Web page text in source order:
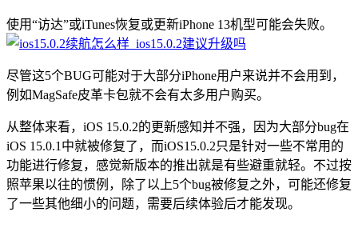
使用“访达”或iTunes恢复或更新iPhone 13机型可能会失败。
尽管这5个BUG可能对于大部分iPhone用户来说并不会用到，
例如MagSafe皮革卡包就不会有太多用户购买。
从整体来看，iOS 15.0.2的更新感知并不强，因为大部分bug在
iOS 15.0.1中就被修复了，而iOS15.0.2只是针对一些不常用的
功能进行修复，感觉新版本的推出就是有些避重就轻。不过按
照苹果以往的惯例，除了以上5个bug被修复之外，可能还修复
了一些其他细小的问题，需要后续体验后才能发现。